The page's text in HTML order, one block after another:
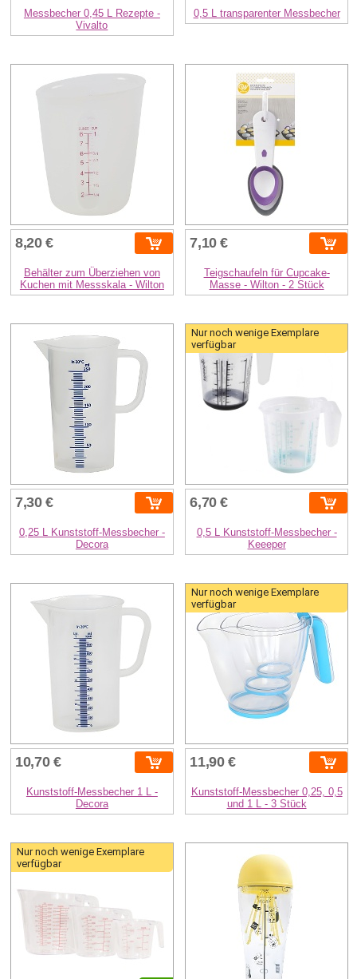
Messbecher 0,45 L Rezepte -
Vivalto
0,5 L transparenter Messbecher
8,20 €
Behälter zum Überziehen von
Kuchen mit Messskala - Wilton
7,10 €
Teigschaufeln für Cupcake-
Masse - Wilton - 2 Stück
7,30 €
0,25 L Kunststoff-Messbecher -
Decora
Nur noch wenige Exemplare
verfügbar
6,70 €
0,5 L Kunststoff-Messbecher -
Keeeper
10,70 €
Kunststoff-Messbecher 1 L -
Decora
Nur noch wenige Exemplare
verfügbar
11,90 €
Kunststoff-Messbecher 0,25, 0,5
und 1 L - 3 Stück
Nur noch wenige Exemplare
verfügbar